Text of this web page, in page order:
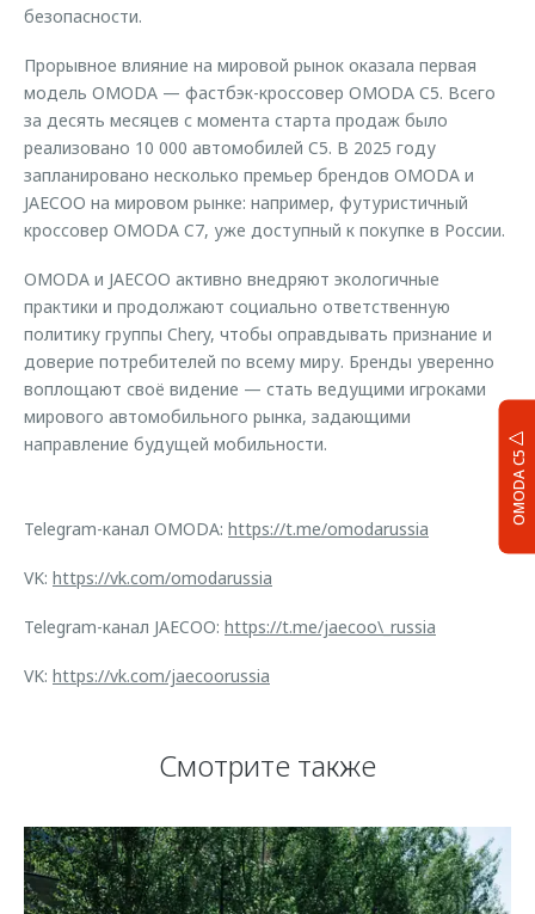
OMODA C5
безопасности.
Прорывное влияние на мировой рынок оказала первая
модель OMODA — фастбэк-кроссовер OMODA C5. Всего
за десять месяцев с момента старта продаж было
реализовано 10 000 автомобилей C5. В 2025 году
запланировано несколько премьер брендов OMODA и
JAECOO на мировом рынке: например, футуристичный
кроссовер OMODA C7, уже доступный к покупке в России.
OMODA и JAECOO активно внедряют экологичные
практики и продолжают социально ответственную
политику группы Chery, чтобы оправдывать признание и
доверие потребителей по всему миру. Бренды уверенно
воплощают своё видение — стать ведущими игроками
мирового автомобильного рынка, задающими
направление будущей мобильности.
Telegram-канал OMODA: https://t.me/omodarussia
VK: https://vk.com/omodarussia
Telegram-канал JAECOO: https://t.me/jaecoo\_russia
VK: https://vk.com/jaecoorussia
Смотрите также